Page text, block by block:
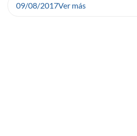
09/08/2017Ver más